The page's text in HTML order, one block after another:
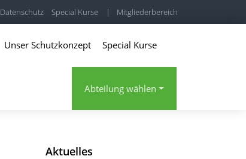
Datenschutz Special Kurse | Mitgliederbereich
Unser Schutzkonzept Special Kurse
Abteilung wählen
Aktuelles